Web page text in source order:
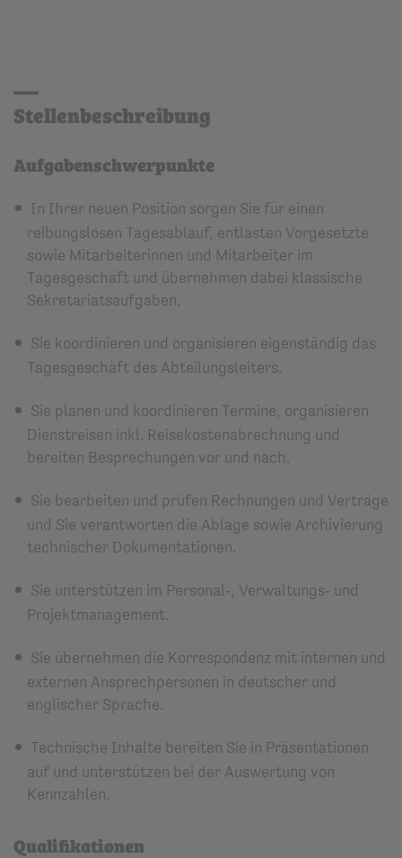
Stellenbeschreibung
Aufgabenschwerpunkte
In Ihrer neuen Position sorgen Sie für einen
reibungslosen Tagesablauf, entlasten Vorgesetzte
sowie Mitarbeiterinnen und Mitarbeiter im
Tagesgeschäft und übernehmen dabei klassische
Sekretariatsaufgaben.
Sie koordinieren und organisieren eigenständig das
Tagesgeschäft des Abteilungsleiters.
Sie planen und koordinieren Termine, organisieren
Dienstreisen inkl. Reisekostenabrechnung und
bereiten Besprechungen vor und nach.
Sie bearbeiten und prüfen Rechnungen und Verträge
und Sie verantworten die Ablage sowie Archivierung
technischer Dokumentationen.
Sie unterstützen im Personal‑, Verwaltungs‑ und
Projektmanagement.
Sie übernehmen die Korrespondenz mit internen und
externen Ansprechpersonen in deutscher und
englischer Sprache.
Technische Inhalte bereiten Sie in Präsentationen
auf und unterstützen bei der Auswertung von
Kennzahlen.
Qualifikationen